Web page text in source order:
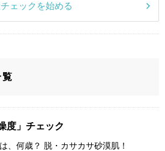
ェックを始める
度」チェック
、何歳？ 脱・カサカサ砂漠肌！